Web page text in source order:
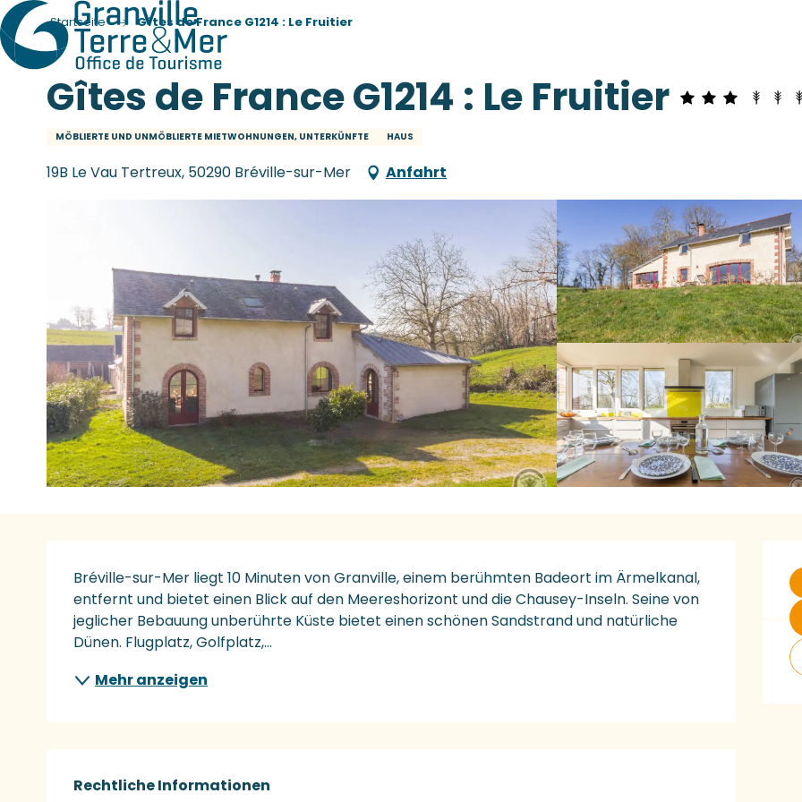
Startseite Gîtes de France G1214 : Le Fruitier
Gîtes de France G1214 : Le Fruitier
MÖBLIERTE UND UNMÖBLIERTE MIETWOHNUNGEN, UNTERKÜNFTE HAUS
19B Le Vau Tertreux, 50290 Bréville-sur-Mer Anfahrt
Beschreibung
Bréville-sur-Mer liegt 10 Minuten von Granville, einem berühmten Badeort im Ärmelkanal,
entfernt und bietet einen Blick auf den Meereshorizont und die Chausey-Inseln. Seine von
jeglicher Bebauung unberührte Küste bietet einen schönen Sandstrand und natürliche
Dünen. Flugplatz, Golfplatz,...
Mehr anzeigen
Rechtliche Informationen
Rechtliche Informationen